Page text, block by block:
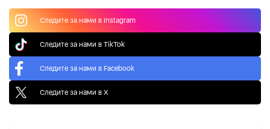
Следите за нами в Instagram
Следите за нами в TikTok
Следите за нами в Facebook
Следите за нами в X